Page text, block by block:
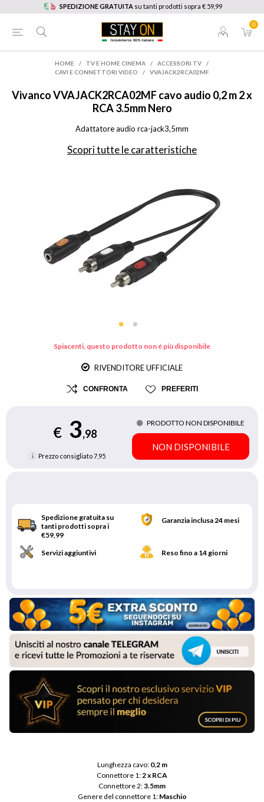
SPEDIZIONE GRATUITA su tanti prodotti sopra € 59,99
0
HOME / TV E HOME CINEMA / ACCESSORI TV
/
CAVI E CONNETTORI VIDEO
/ VVAJACK2RCA02MF
VivancoVVAJACK2RCA02MF cavo audio 0,2 m 2 x
RCA 3.5mm Nero
Adattatore audio rca-jack3,5mm
Scopri tutte le caratteristiche
Spiacenti, questo prodotto non é più disponibile
RIVENDITORE UFFICIALE
CONFRONTA PREFERITI
€ 3,98
Prezzo consigliato7,95
PRODOTTO NON DISPONIBILE
NON DISPONIBILE
Spedizione gratuita su
tanti prodotti sopra i
€59,99
Garanzia inclusa 24 mesi
Servizi aggiuntivi Reso fino a 14 giorni
Lunghezza cavo: 0,2 m
Connettore 1: 2 x RCA
Connettore 2: 3.5mm
Genere del connettore 1: Maschio